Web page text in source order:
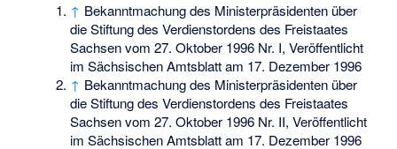
↑ Bekanntmachung des Ministerpräsidenten über
die Stiftung des Verdienstordens des Freistaates
Sachsen vom 27. Oktober 1996 Nr. I, Veröffentlicht
im Sächsischen Amtsblatt am 17. Dezember 1996
↑ Bekanntmachung des Ministerpräsidenten über
die Stiftung des Verdienstordens des Freistaates
Sachsen vom 27. Oktober 1996 Nr. II, Veröffentlicht
im Sächsischen Amtsblatt am 17. Dezember 1996